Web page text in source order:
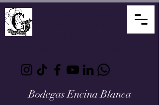
Bodegas Encina Blanca